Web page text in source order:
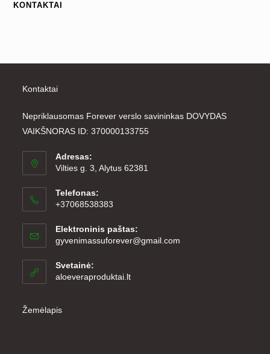
KONTAKTAI
Kontaktai
Nepriklausomas Forever verslo savininkas DOVYDAS
VAIKŠNORAS ID: 370000133755
Adresas:
Vilties g. 3, Alytus 62381
Telefonas:
+37068538383
Elektroninis paštas:
gyvenimassuforever@gmail.com
Svetainė:
aloeveraproduktai.lt
Žemėlapis